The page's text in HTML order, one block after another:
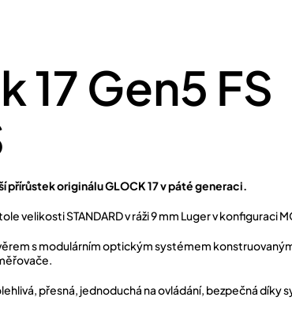
17 Gen5 FS
přírůstek originálu GLOCK 17 v páté generaci.
velikosti STANDARD v ráži 9 mm Luger v konfiguraci
s modulárním optickým systémem
přesná, jednoduchá na ovládání, bezpečná díky